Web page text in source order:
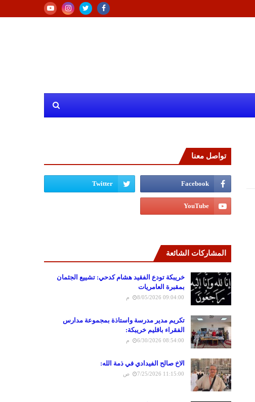
تواصل معنا
المشاركات الشائعة
خريبكة تودع الفقيد هشام كدحي: تشييع الجثمان
بمقبرة العامريات
8/05/2026 09:04:00 م
تكريم مدير مدرسة واستاذة بمجموعة مدارس
الفقراء باقليم خريبكة:
6/30/2026 08:54:00 م
الاخ صالح الفيدادي في ذمة الله:
7/25/2026 11:15:00 ص